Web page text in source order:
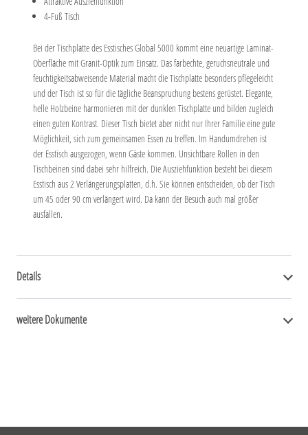
4-Fuß Tisch
Bei der Tischplatte des Esstisches Global 5000 kommt eine neuartige Laminat-
Oberfläche mit Granit-Optik zum Einsatz. Das farbechte, geruchsneutrale und
feuchtigkeitsabweisende Material macht die Tischplatte besonders pflegeleicht
und der Tisch ist so für die tägliche Beanspruchung bestens gerüstet. Elegante,
helle Holzbeine harmonieren mit der dunklen Tischplatte und bilden zugleich
einen guten Kontrast. Dieser Tisch bietet aber nicht nur Ihrer Familie eine gute
Möglichkeit, sich zum gemeinsamen Essen zu treffen. Im Handumdrehen ist
der Esstisch ausgezogen, wenn Gäste kommen. Unsichtbare Rollen in den
Tischbeinen sind dabei sehr hilfreich. Die Ausziehfunktion besteht bei diesem
Esstisch aus 2 Verlängerungsplatten, d.h. Sie können entscheiden, ob der Tisch
um 45 oder 90 cm verlängert wird. Da kann der Besuch auch mal größer
ausfallen.
Details
weitere Dokumente